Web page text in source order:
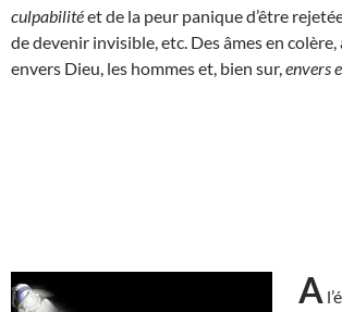
culpabilitéet de la peur panique d’être
de devenir invisible, etc. Des âmes en
envers Dieu, les hommes et, bien sur, envers
A